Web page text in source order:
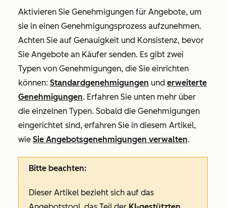
Aktivieren Sie Genehmigungen für Angebote, um
sie in einen Genehmigungsprozess aufzunehmen.
Achten Sie auf Genauigkeit und Konsistenz, bevor
Sie Angebote an Käufer senden. Es gibt zwei
Typen von Genehmigungen, die Sie einrichten
können: Standardgenehmigungen und erweiterte
Genehmigungen. Erfahren Sie unten mehr über
die einzelnen Typen. Sobald die Genehmigungen
eingerichtet sind, erfahren Sie in diesem Artikel,
wie Sie Angebotsgenehmigungen verwalten.
Bitte beachten:
Dieser Artikel bezieht sich auf das